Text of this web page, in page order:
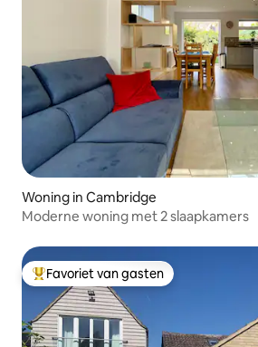
Woning in Cambridge
Moderne woning met 2 slaapkamers
Topfavoriet van gasten
Favoriet van gasten